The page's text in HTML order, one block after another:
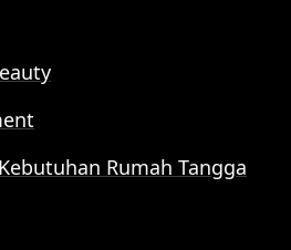
Rumah Tangga